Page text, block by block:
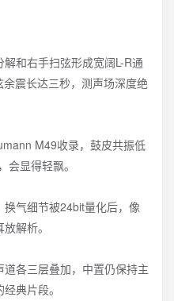
和右手扫弦形成宽阔L-R通
震长达三秒，测声场深度绝
M49收录，鼓皮共振低
会显得轻飘。
气细节被24bit量化后，像
解析。
各三层叠加，中置仍保持主
典片段。